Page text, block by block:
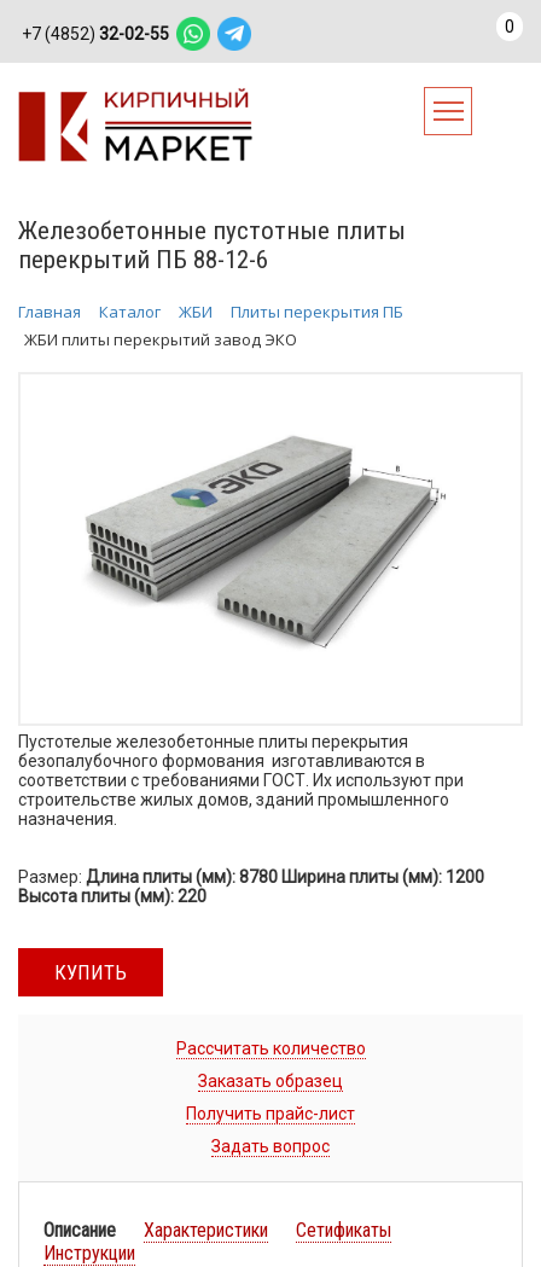
+7 (4852) 32-02-55 0
Железобетонные пустотные плиты
перекрытий ПБ 88-12-6
Главная Каталог ЖБИ
Плиты перекрытия ПБ
ЖБИ плиты перекрытий завод ЭКО
Пустотелые железобетонные плиты перекрытия
безопалубочного формования изготавливаются в
соответствии с требованиями ГОСТ. Их используют при
строительстве жилых домов, зданий промышленного
назначения.
Размер: Длина плиты (мм): 8780 Ширина плиты (мм): 1200
Высота плиты (мм): 220
КУПИТЬ
Рассчитать количество
Заказать образец
Получить прайс-лист
Задать вопрос
Описание Характеристики
Сетификаты
Инструкции